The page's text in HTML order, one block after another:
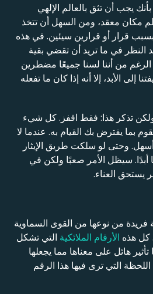
هو تذكير بأنك يجب أن تثق بالعالم الإلهي
مكان معقد، ومن السهل أن تتخذ
قرار أو قرارين سيئين. في هذه
النظر في ما تريد أن تقضي بقية
من أننا لسنا جميعًا مضطرين
إلى الأبد، إلا أنه إذا كان ما تفعله
تذكر هذا: فقط اقفز. كل شيء
بما يفترض بك القيام به. عندما لا
وحتى لو سلكت طريق الإيثار
أبدًا. سيظل الأمر صعبًا ولكن في
يستحق العناء.
هو رسالة فريدة من نوعها من القوى السماوية
كل هذه الأرقام الملائكية التي تشكل
هائل على معناها مما يجعلها
التي ترى فيها هذا الرقم